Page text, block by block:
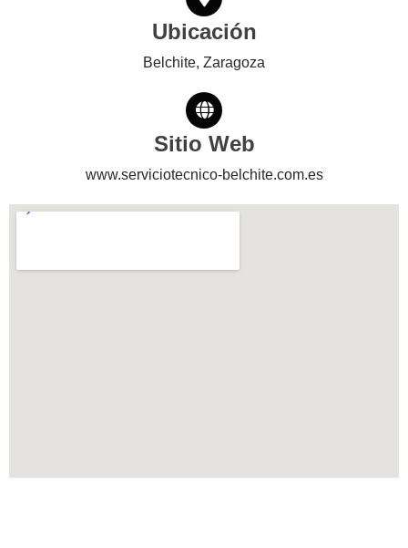
Ubicación
Belchite, Zaragoza
Sitio Web
www.serviciotecnico-belchite.com.es